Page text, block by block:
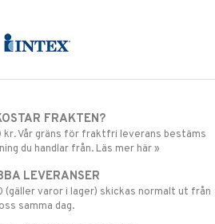
FRAKTEN?
Vår gräns för fraktfri leverans bestäms
du handlar från. Läs mer här »
LEVERANSER
(gäller varor i lager) skickas normalt ut från
oss samma dag.